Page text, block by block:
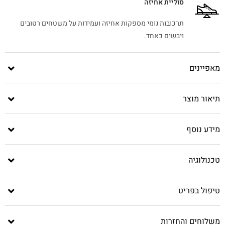
סוליית אחיזה
תרכובות גומי מספקות אחיזה ועמידות על משטחים רטובים
ויבשים כאחד.
מאפיינים
תיאור מוצר
מידע נוסף
טכנולוגיה
טיפול בפריט
משלוחים והחזרות